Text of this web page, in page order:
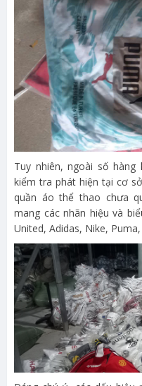
Tuy nhiên, ngoài số
kiểm tra phát hiện tại cơ
quần áo thể thao chưa
mang các nhãn hiệu và
United, Adidas, Nike, Puma,